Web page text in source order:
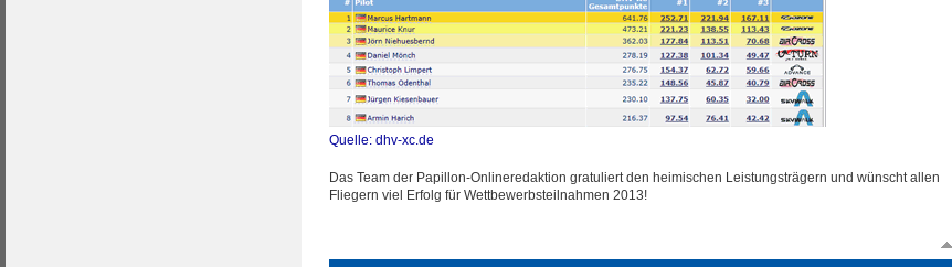
Quelle: dhv-xc.de
Das Team der Papillon-Onlineredaktion gratuliert den heimischen Leistungsträgern und wünscht allen
Fliegern viel Erfolg für Wettbewerbsteilnahmen 2013!